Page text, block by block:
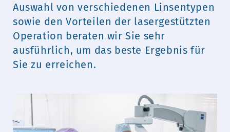
Auswahl von verschiedenen Linsentypen
sowie den Vorteilen der lasergestützten
Operation beraten wir Sie sehr
ausführlich, um das beste Ergebnis für
Sie zu erreichen.